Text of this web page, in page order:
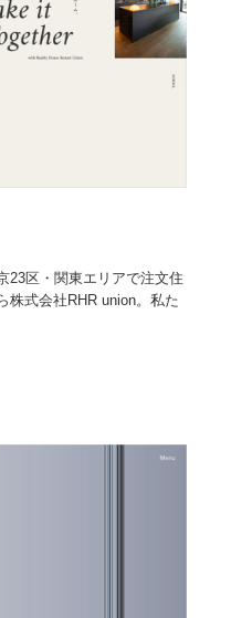
23区・関東エリアで注文住
株式会社RHR union。私た